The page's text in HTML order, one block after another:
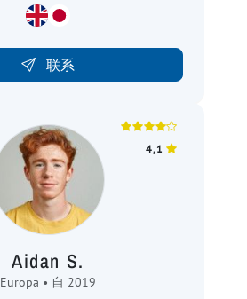
联系
4,1
Aidan S.
Europa • 自 2019